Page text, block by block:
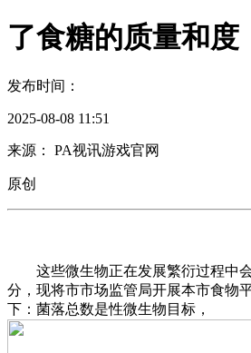
了食糖的质量和度
发布时间：
2025-08-08 11:51
来源： PA视讯游戏官网
原创
这些微生物正在发展繁衍过程中
分，现将市市场监管局开展本市食物
下：菌落总数是性微生物目标，